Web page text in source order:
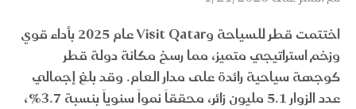
اختتمت قطر للسياحة وVisit Qatar عام 2025 بأداء قوي
وزخم استراتيجي متميز، مما رسخ مكانة دولة قطر
كوجهة سياحية رائدة على مدار العام. وقد بلغ إجمالي
عدد الزوار 5.1 مليون زائر، محققاً نمواً سنوياً بنسبة 3.7%،